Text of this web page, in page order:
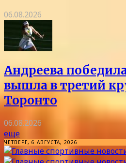
06.08.2026
Андреева
вышла в третий
Торонто
06.08.2026
еще
ЧЕТВЕРГ, 6 АВГУСТА, 2026